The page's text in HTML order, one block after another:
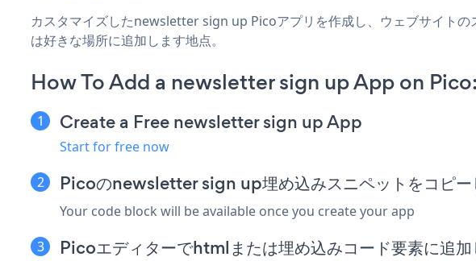
カスタマイズしたnewsletter sign up Picoアプリを作成し、ウェブサイト
は好きな場所に追加します地点。
How To Add a newsletter sign up App on Pico:
Create a Free newsletter sign up App
Start for free now
Picoのnewsletter sign up埋め込みスニペットをコピー
Your code block will be available once you create your app
Picoエディターでhtmlまたは埋め込みコード要素に追加